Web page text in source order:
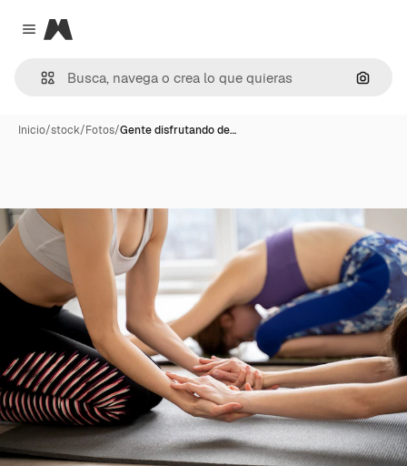
Close menu
Magnific
Inicio/stock/Fotos/Gente disfrutando de…